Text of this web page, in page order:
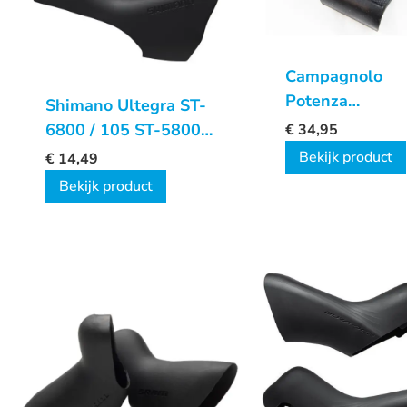
Shimano Ultegra ST-
6800 / 105 ST-5800
Remgreeprubbers
€ 14,49
Bekijk product
Campagnolo
Potenza
€34,95
Bekijk product